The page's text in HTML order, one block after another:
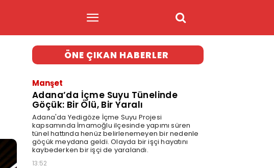
ÖNE ÇIKAN HABERLER
Manşet
Adana’da İçme Suyu Tünelinde
Göçük: Bir Ölü, Bir Yaralı
Adana'da Yedigöze İçme Suyu Projesi
kapsamında İmamoğlu ilçesinde yapımı süren
tünel hattında henüz belirlenemeyen bir nedenle
göçük meydana geldi. Olayda bir işçi hayatını
kaybederken bir işçi de yaralandı.
13:52